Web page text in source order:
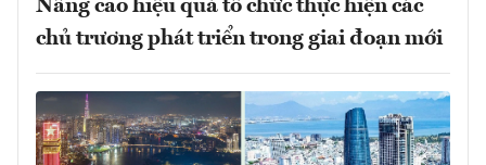
Nâng cao hiệu quả tổ chức thực hiện các
chủ trương phát triển trong giai đoạn mới